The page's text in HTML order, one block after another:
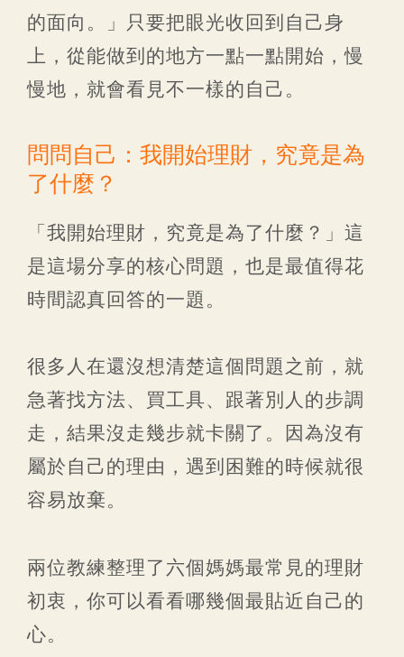
的面向。」只要把眼光收回到自己身
上，從能做到的地方一點一點開始，慢
慢地，就會看見不一樣的自己。
問問自己：我開始理財，究竟是為
了什麼？
「我開始理財，究竟是為了什麼？」這
是這場分享的核心問題，也是最值得花
時間認真回答的一題。
很多人在還沒想清楚這個問題之前，就
急著找方法、買工具、跟著別人的步調
走，結果沒走幾步就卡關了。因為沒有
屬於自己的理由，遇到困難的時候就很
容易放棄。
兩位教練整理了六個媽媽最常見的理財
初衷，你可以看看哪幾個最貼近自己的
心。